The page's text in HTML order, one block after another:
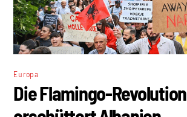
Europa
Die Flamingo-Revolution